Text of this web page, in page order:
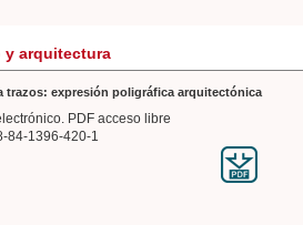
y arquitectura
trazos: expresión poligráfica arquitectónica
PDF acceso libre
84-1396-420-1